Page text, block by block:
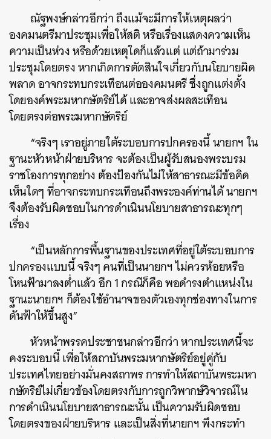
ณัฐพงษ์กล่าวอีกว่า ถึงแม้จะมีการให้เหตุผลว่า
องคมนตรีมาประชุมเพื่อให้สติ หรือเรื่องแสดงความเห็น
ความเป็นห่วง หรือด้วยเหตุใดก็แล้วแต่ แต่ถ้ามาร่วม
ประชุมโดยตรง หากเกิดการตัดสินใจเกี่ยวกับนโยบายผิด
พลาด อาจกระทบกระเทือนต่อองคมนตรี ซึ่งถูกแต่งตั้ง
โดยองค์พระมหากษัตริย์ได้ และอาจส่งผลสะเทือน
โดยตรงต่อพระมหากษัตริย์
“จริงๆ เราอยู่ภายใต้ระบอบการปกครองนี้ นายกฯ ใน
ฐานะหัวหน้าฝ่ายบริหาร จะต้องเป็นผู้รับสนองพระบรม
ราชโองการทุกอย่าง ต้องป้องกันไม่ให้สาธารณะมีข้อคิด
เห็นใดๆ ที่อาจกระทบกระเทือนถึงพระองค์ท่านได้ นายกฯ
จึงต้องรับผิดชอบในการดำเนินนโยบายสาธารณะทุกๆ
เรื่อง
“เป็นหลักการพื้นฐานของประเทศที่อยู่ใต้ระบอบการ
ปกครองแบบนี้ จริงๆ คนที่เป็นนายกฯ ไม่ควรห้อยหรือ
โหนฟ้ามาลงต่ำแล้ว อีก 1 กรณีก็คือ พอดำรงตำแหน่งใน
ฐานะนายกฯ ก็ต้องใช้อำนาจของตัวเองทุกช่องทางในการ
ดันฟ้าให้ขึ้นสูง”
หัวหน้าพรรคประชาชนกล่าวอีกว่า หากประเทศนี้จะ
คงระบอบนี้ เพื่อให้สถาบันพระมหากษัตริย์อยู่คู่กับ
ประเทศไทยอย่างมั่นคงสถาพร การทำให้สถาบันพระมหา
กษัตริย์ไม่เกี่ยวข้องโดยตรงกับการถูกวิพากษ์วิจารณ์ใน
การดำเนินนโยบายสาธารณะนั้น เป็นความรับผิดชอบ
โดยตรงของฝ่ายบริหาร และเป็นสิ่งที่นายกฯ พึงกระทำ
ค้นหา
SHARE TWEET LINE EMAIL